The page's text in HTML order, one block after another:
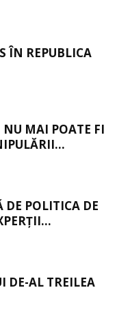
ÎN REPUBLICA
MAI POATE FI
DE POLITICA DE
DE-AL TREILEA